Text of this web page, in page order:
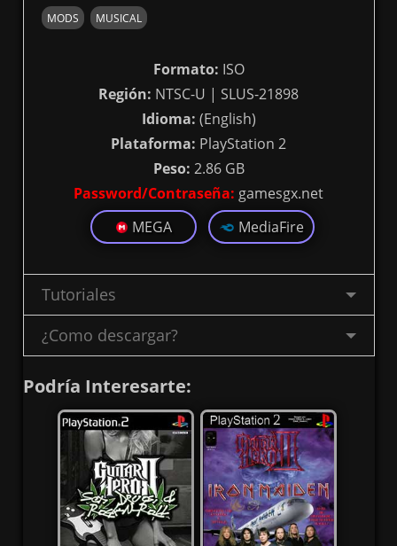
MODS MUSICAL
Formato: ISO
Región: NTSC-U | SLUS-21898
Idioma: (English)
Plataforma: PlayStation 2
Peso: 2.86 GB
Password/Contraseña: gamesgx.net
MEGA
MediaFire
Tutoriales
¿Como descargar?
Podría Interesarte: